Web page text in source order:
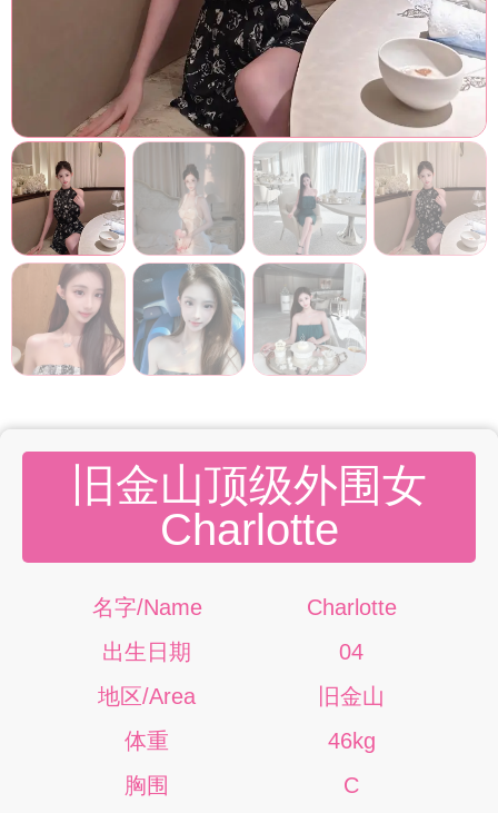
旧金山顶级外围女
Charlotte
名字/Name
Charlotte
出生日期
04
地区/Area
旧金山
体重
46kg
胸围
C